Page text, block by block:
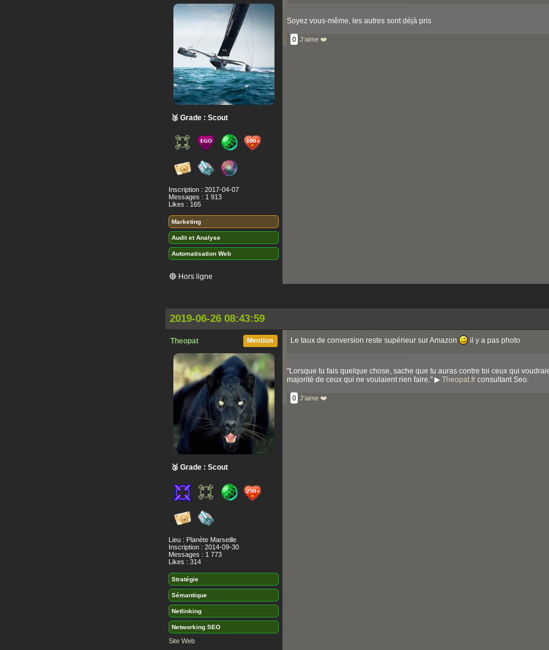
🥉 Grade : Scout
Inscription : 2017-04-07
Messages : 1 913
Likes : 165
Marketing
Audit et Analyse
Automatisation Web
Soyez vous-même, les autres sont déjà pris
0 J'aime ❤️
🔴 Hors ligne
2019-06-26 08:43:59
Mention
Theopat
🥉 Grade : Scout
Lieu : Planète Marseille
Inscription : 2014-09-30
Messages : 1 773
Likes : 314
Stratégie
Sémantique
Netlinking
Networking SEO
Site Web
Le taux de conversion reste supérieur sur Amazon il y a pas photo
"Lorsque tu fais quelque chose, sache que tu auras contre toi ceux qui
majorité de ceux qui ne voulaient rien faire." ▶ Theopat.fr consultant Seo.
0 J'aime ❤️